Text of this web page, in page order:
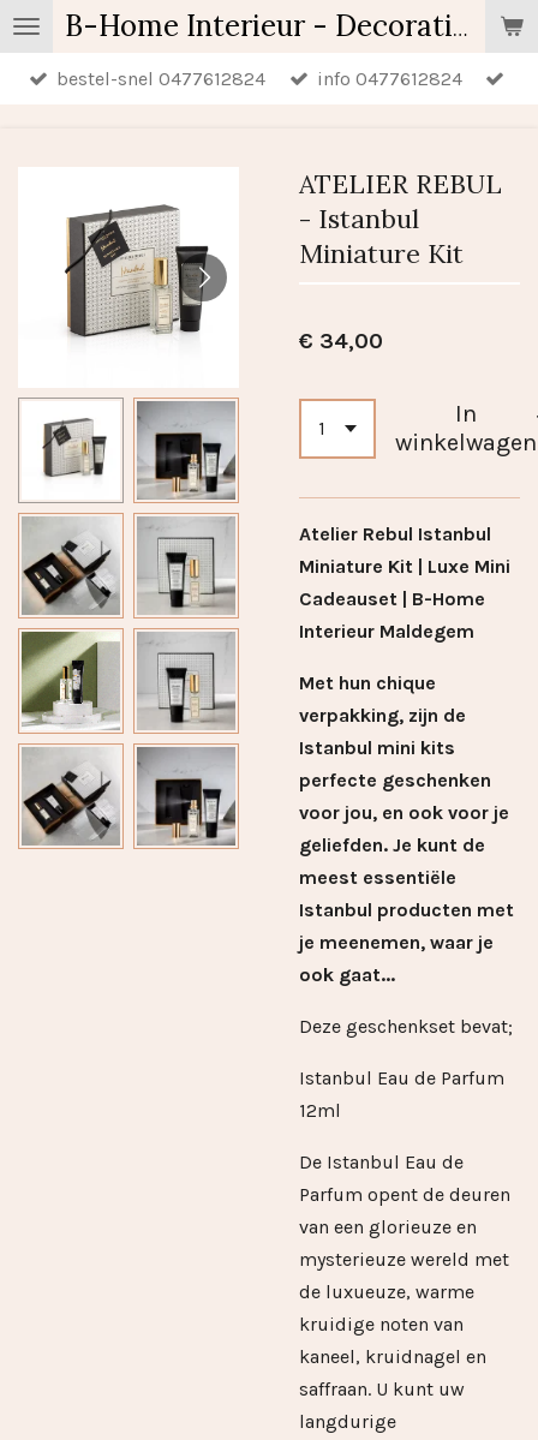
Ga
direct
naar
B-Home Interieur - Decoratie & Geschenken - Geurartikelen
bestel-snel 0477612824 info 0477612824
ATELIER REBUL
- Istanbul
Miniature Kit
€ 34,00
In
winkelwagen
Atelier Rebul Istanbul
Miniature Kit | Luxe Mini
Cadeauset | B-Home
Interieur Maldegem
Met hun chique
verpakking, zijn de
Istanbul mini kits
perfecte geschenken
voor jou, en ook voor je
geliefden. Je kunt de
meest essentiële
Istanbul producten met
je meenemen, waar je
ook gaat...
Deze geschenkset bevat;
Istanbul Eau de Parfum
12ml
De Istanbul Eau de
Parfum opent de deuren
van een glorieuze en
mysterieuze wereld met
de luxueuze, warme
kruidige noten van
kaneel, kruidnagel en
saffraan. U kunt uw
langdurige